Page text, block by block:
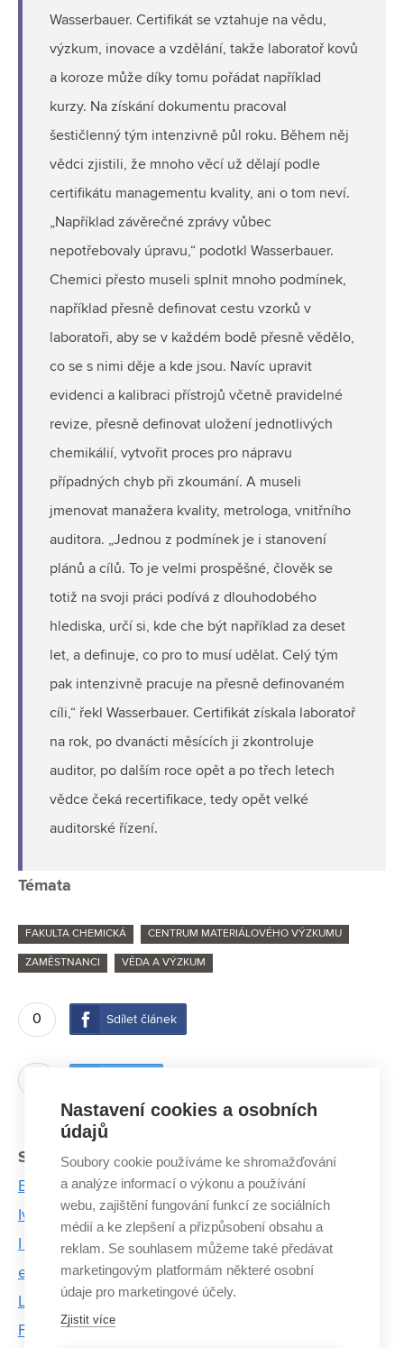
Wasserbauer. Certifikát se vztahuje na vědu,
výzkum, inovace a vzdělání, takže laboratoř kovů
a koroze může díky tomu pořádat například
kurzy. Na získání dokumentu pracoval
šestičlenný tým intenzivně půl roku. Během něj
vědci zjistili, že mnoho věcí už dělají podle
certifikátu managementu kvality, ani o tom neví.
„Například závěrečné zprávy vůbec
nepotřebovaly úpravu,“ podotkl Wasserbauer.
Chemici přesto museli splnit mnoho podmínek,
například přesně definovat cestu vzorků v
laboratoři, aby se v každém bodě přesně vědělo,
co se s nimi děje a kde jsou. Navíc upravit
evidenci a kalibraci přístrojů včetně pravidelné
revize, přesně definovat uložení jednotlivých
chemikálií, vytvořit proces pro nápravu
případných chyb při zkoumání. A museli
jmenovat manažera kvality, metrologa, vnitřního
auditora. „Jednou z podmínek je i stanovení
plánů a cílů. To je velmi prospěšné, člověk se
totiž na svoji práci podívá z dlouhodobého
hlediska, určí si, kde che být například za deset
let, a definuje, co pro to musí udělat. Celý tým
pak intenzivně pracuje na přesně definovaném
cíli,“ řekl Wasserbauer. Certifikát získala laboratoř
na rok, po dvanácti měsících ji zkontroluje
auditor, po dalším roce opět a po třech letech
vědce čeká recertifikace, tedy opět velké
auditorské řízení.
Témata
FAKULTA CHEMICKÁ CENTRUM MATERIÁLOVÉHO VÝZKUMU
ZAMĚSTNANCI VĚDA A VÝZKUM
0 Sdílet článek
Související články:
Betony bez cementu? Stavět lze i tak
Ivana Márová: Čas jde vždy pouze jedním směrem
I sprchový kout může měnit barvu, a ještě šetřit
energii
Levnější, kvalitnější i ekologičtější. Výzkumníci z
FCH VUT vytvořili nové dextrinové lepidlo
Nastavení cookies a osobních
údajů
Soubory cookie používáme ke shromažďování
a analýze informací o výkonu a používání
webu, zajištění fungování funkcí ze sociálních
médií a ke zlepšení a přizpůsobení obsahu a
reklam. Se souhlasem můžeme také předávat
marketingovým platformám některé osobní
údaje pro marketingové účely.
Zjistit více